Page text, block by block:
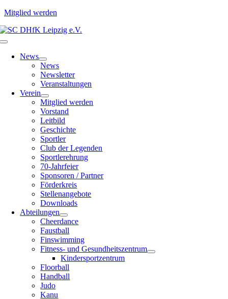
Mitglied werden
Zum
Inhalt
Toggle
NavigationNews
News
Newsletter
Veranstaltungen
Verein
Mitglied werden
Vorstand
Leitbild
Geschichte
Sportler
Club der Legenden
Sportlerehrung
70-Jahrfeier
Sponsoren / Partner
Förderkreis
Stellenangebote
Downloads
Abteilungen
Cheerdance
Faustball
Finswimming
Fitness- und Gesundheitszentrum
Kindersportzentrum
Floorball
Handball
Judo
Kanu